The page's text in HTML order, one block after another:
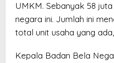
UMKM. Sebanyak 58
negara ini. Jumlah ini
total unit usaha yang
Kepala Badan Bela